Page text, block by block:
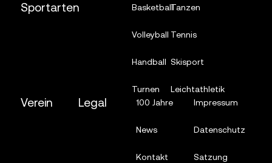
Sportarten Basketball
Volleyball
Handball
Turnen
Tanzen
Tennis
Skisport
Leichtathletik
Verein Legal 100 Jahre
News
Kontakt
Impressum
Datenschutz
Satzung